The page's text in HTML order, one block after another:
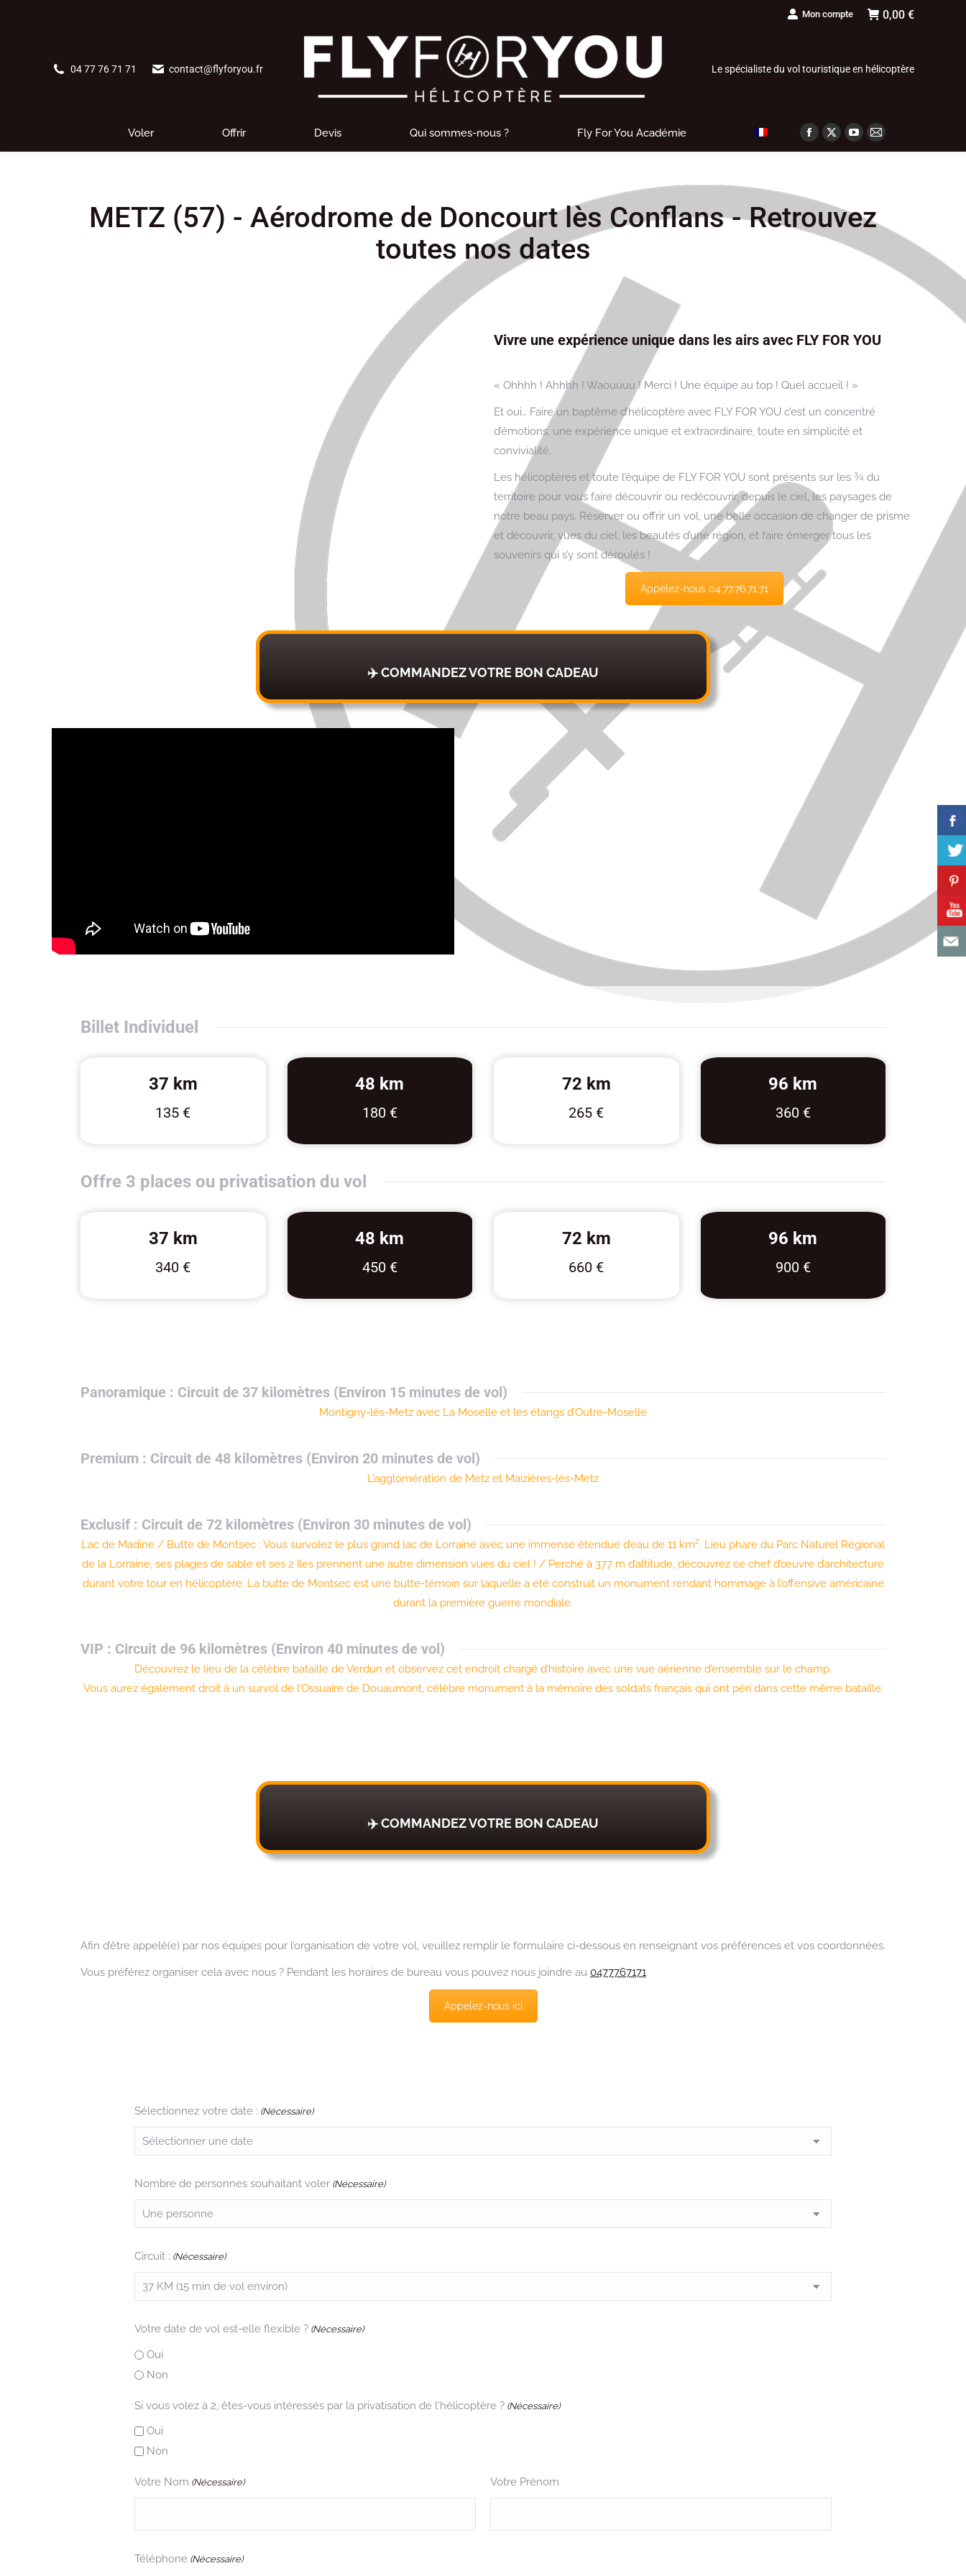
Mon compte 0,00 €
04 77 76 71 71 contact@flyforyou.fr Le spécialiste du vol touristique en hélicoptère
Voler Offrir Devis Qui sommes-nous ? Fly For You Académie
Facebook
in
new
window
X
new
YouTube
new
window
Mail
new
window
METZ (57) - Aérodrome de Doncourt lès Conflans - Retrouvez
toutes nos dates
Vivre une expérience unique dans les airs avec FLY FOR YOU
« Ohhhh ! Ahhhh ! Waouuuu ! Merci ! Une équipe au top ! Quel accueil ! »
Et oui… Faire un baptême d’hélicoptère avec FLY FOR YOU c’est un concentré
d’émotions, une expérience unique et extraordinaire, toute en simplicité et
convivialité.
Les hélicoptères et toute l’équipe de FLY FOR YOU sont présents sur les ¾ du
territoire pour vous faire découvrir ou redécouvrir, depuis le ciel, les paysages de
notre beau pays. Réserver ou offrir un vol, une belle occasion de changer de prisme
et découvrir, vues du ciel, les beautés d’une région, et faire émerger tous les
souvenirs qui s’y sont déroulés !
Appelez-nous 04.77.76.71.71
✈️ COMMANDEZ VOTRE BON CADEAU
Billet Individuel
37 km
135 €
48 km
180 €
72 km
265 €
96 km
360 €
Offre 3 places ou privatisation du vol
37 km
340 €
48 km
450 €
72 km
660 €
96 km
900 €
Panoramique : Circuit de 37 kilomètres (Environ 15 minutes de vol)
Montigny-lès-Metz avec La Moselle et les étangs d’Outre-Moselle
Premium : Circuit de 48 kilomètres (Environ 20 minutes de vol)
L’agglomération de Metz et Maizières-lès-Metz
Exclusif : Circuit de 72 kilomètres (Environ 30 minutes de vol)
Lac de Madine / Butte de Montsec : Vous survolez le plus grand lac de Lorraine avec une immense étendue d’eau de 11 km². Lieu phare du Parc Naturel Régional
de la Lorraine, ses plages de sable et ses 2 îles prennent une autre dimension vues du ciel ! / Perché à 377 m d’altitude, découvrez ce chef d’œuvre d’architecture
durant votre tour en hélicoptère. La butte de Montsec est une butte-témoin sur laquelle a été construit un monument rendant hommage à l’offensive américaine
durant la première guerre mondiale.
VIP : Circuit de 96 kilomètres (Environ 40 minutes de vol)
Découvrez le lieu de la célèbre bataille de Verdun et observez cet endroit chargé d’histoire avec une vue aérienne d’ensemble sur le champ.
Vous aurez également droit à un survol de l’Ossuaire de Douaumont, célèbre monument à la mémoire des soldats français qui ont péri dans cette même bataille.
✈️ COMMANDEZ VOTRE BON CADEAU
Afin d’être appelé(e) par nos équipes pour l’organisation de votre vol, veuillez remplir le formulaire ci-dessous en renseignant vos préférences et vos coordonnées.
Vous préférez organiser cela avec nous ? Pendant les horaires de bureau vous pouvez nous joindre au 0477767171
Appelez-nous ici
Sélectionnez votre date : (Nécessaire)
Nombre de personnes souhaitant voler (Nécessaire)
Circuit : (Nécessaire)
Votre date de vol est-elle flexible ? (Nécessaire)
Oui
Non
Si vous volez à 2, êtes-vous intéressés par la privatisation de l'hélicoptère ? (Nécessaire)
Oui
Non
Votre Nom (Nécessaire) Votre Prénom
Téléphone (Nécessaire)